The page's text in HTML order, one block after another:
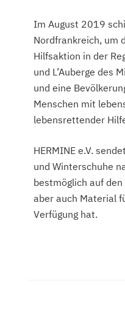
Im August 2019
Nordfrankreich, um
Hilfsaktion in der
und L’Auberge des
und eine
Menschen mit
lebensrettender
HERMINE e.V.
und Winterschuhe
bestmöglich auf
aber auch Material
Verfügung hat.